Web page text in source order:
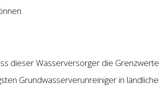
dieser Wasserversorger die
Grundwasserverunreiniger in